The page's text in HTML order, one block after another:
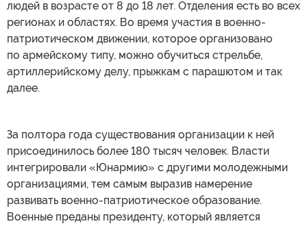
людей в возрасте от 8 до 18 лет. Отделения есть во всех
регионах и областях. Во время участия в военно-
патриотическом движении, которое организовано
по армейскому типу, можно обучиться стрельбе,
артиллерийскому делу, прыжкам с парашютом и так
далее.
За полтора года существования организации к ней
присоединилось более 180 тысяч человек. Власти
интегрировали «Юнармию» с другими молодежными
организациями, тем самым выразив намерение
развивать военно-патриотическое образование.
Военные преданы президенту, который является